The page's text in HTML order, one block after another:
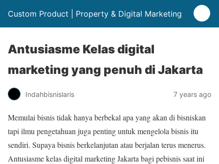
Custom Product | Property & Digital Marketing
Antusiasme Kelas digital
marketing yang penuh di Jakarta
Indahbisnislaris 7 years ago
Memulai bisnis tidak hanya berbekal apa yang akan di bisniskan
tapi ilmu pengetahuan juga penting untuk mengelola bisnis itu
sendiri. Supaya bisnis berkelanjutan atau berjalan terus menerus.
Antusiasme kelas digital marketing Jakarta bagi pebisnis saat ini